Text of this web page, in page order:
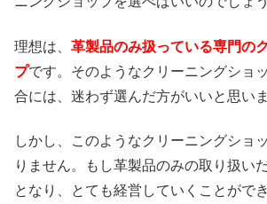
理想は、 革製品のみ扱っている専門の
プです。そのようなクリーニングショ
合には、迷わず選んだ方がいいと思いま
しかし、このようなクリーニングショ
りません。もし革製品のみの取り扱い
となり、とても経営していくことがで